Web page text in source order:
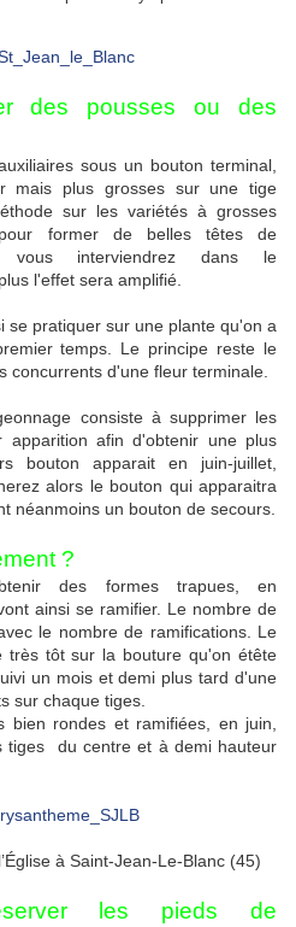
des pousses ou des
sous un bouton terminal,
mais plus grosses sur une tige
sur les variétés à grosses
former de belles têtes de
vous interviendrez dans le
l'effet sera amplifié.
se pratiquer sur une plante qu'on a
temps. Le principe reste le
concurrents d'une fleur terminale.
consiste à supprimer les
apparition afin d'obtenir une plus
bouton apparait en juin-juillet,
alors le bouton qui apparaitra
néanmoins un bouton de secours.
?
des formes trapues, en
ainsi se ramifier. Le nombre de
le nombre de ramifications. Le
très tôt sur la bouture qu'on étête
un mois et demi plus tard d'une
sur chaque tiges.
bien rondes et ramifiées, en juin,
tiges du centre et à demi hauteur
à Saint-Jean-Le-Blanc (45)
les pieds de